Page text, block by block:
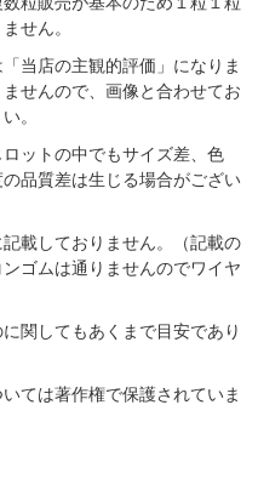
せん。
当店の主観的評価」になりま
せんので、画像と合わせてお
。
ットの中でもサイズ差、色
品質差は生じる場合がござい
載しておりません。（記載の
ゴムは通りませんのでワイヤ
関してもあくまで目安であり
ては著作権で保護されていま